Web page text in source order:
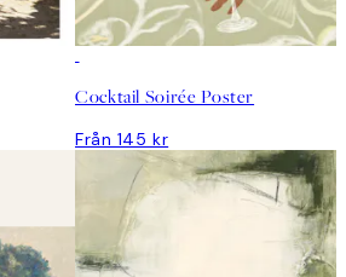
Cocktail Soirée Poster
Från 145 kr